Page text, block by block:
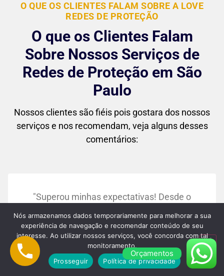
O QUE OS CLIENTES FALAM SOBRE A LOVE
REDES DE PROTEÇÃO
O que os Clientes Falam
Sobre Nossos Serviços de
Redes de Proteção em São
Paulo
Nossos clientes são fiéis pois gostara dos nossos
serviços e nos recomendam, veja alguns desses
comentários:
"Superou minhas expectativas! Desde o
primeiro contato até a instalação final, o
atendimento foi impecável. As redes
ficaram perfeitas no meu apartamento, e
agora me sinto muito mais tranquila
sabendo que meus filhos estão seguros."
Orçamentos
Nós armazenamos dados temporariamente para melhorar a sua
experiência de navegação e recomendar conteúdo de seu
interesse. Ao utilizar nossos serviços, você concorda com tal
monitoramento.
Prosseguir
Política de privacidade